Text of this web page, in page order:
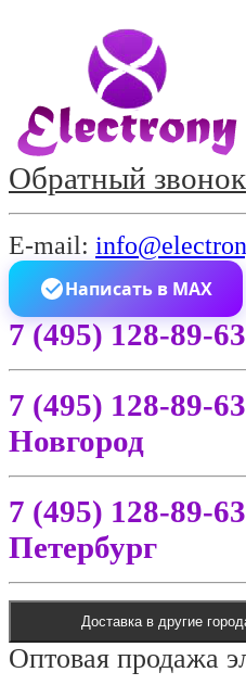
Обратный звонок
E-mail:
Написать в MAX
7 (495) 128-89-
7 (495) 128-89-63
Новгород
7 (495) 128-89-63
Петербург
Доставка в другие
Оптовая продажа